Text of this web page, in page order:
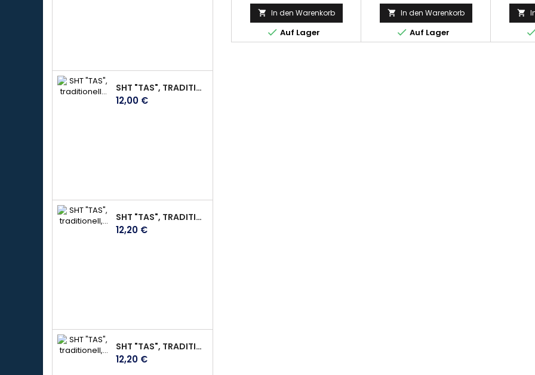
SHT "TAS", TRADITIONELL GEFERTIGT, WEICHES LEDER MIT PERFEKTER PASSFORM UND VERSTÄRKTEN FINGERKUPPEN, DEERSKIN, GR.L
Preis
12,00 €
SHT "TAS", TRADITIONELL, AUS DUNKELBRAUNEM WEICHEM LEDER, MIT KLETTVERSCHLUSS, GR. L
Preis
12,20 €
SHT "TAS", TRADITIONELL, AUS DUNKELBRAUNEM WEICHEM LEDER, MIT KLETTVERSCHLUSS, GR. S
Preis
12,20 €
 In den Warenkorb
 Auf Lager
 In den Warenkorb
 Auf Lager
